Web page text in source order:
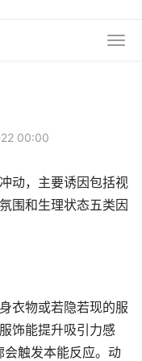
00:00
动，主要诱因包括视
围和生理状态五类因
衣物或若隐若现的服
饰能提升吸引力感
触发本能反应。动